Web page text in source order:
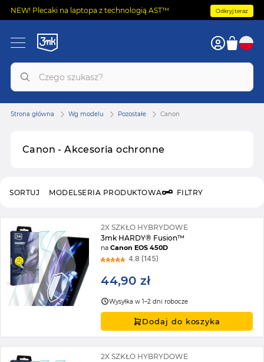
NEW! Plecaki na laptopa z technologią AST™ Odkryj teraz
Canon - Akcesoria ochronne
Strona główna Wg modelu Pozostałe Canon
MODELSERIA PRODUKTOWA FILTRY
SORTUJ
2X SZKŁO HYBRYDOWE
3mk HARDY® Fusion™
naCanon EOS 450D
4.8 (145)
44,90 zł
Wysyłka w 1–2 dni robocze
Dodaj do koszyka
2X SZKŁO HYBRYDOWE